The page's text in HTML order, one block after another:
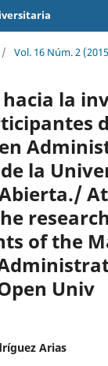
/ Vol. 16 Núm. 2
la
la
of the
Univ
Arias